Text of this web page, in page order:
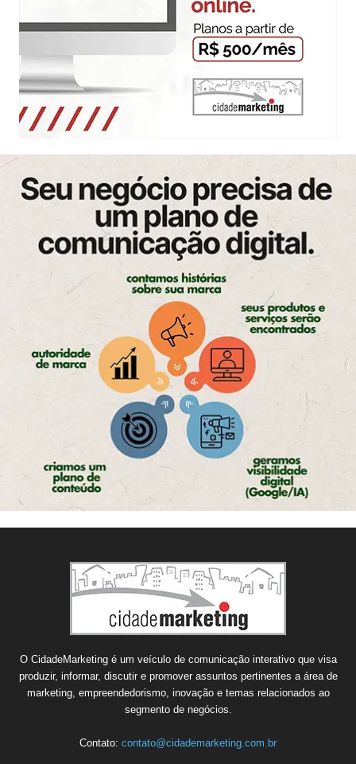
O CidadeMarketing é um veículo de comunicação interativo que visa
produzir, informar, discutir e promover assuntos pertinentes a área de
marketing, empreendedorismo, inovação e temas relacionados ao
segmento de negócios.
Contato: contato@cidademarketing.com.br